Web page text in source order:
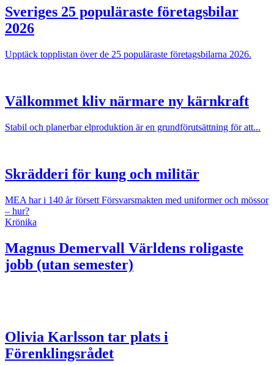
Sveriges 25 populäraste företagsbilar
2026
Upptäck topplistan över de 25 populäraste företagsbilarna 2026.
Välkommet kliv närmare ny kärnkraft
Stabil och planerbar elproduktion är en grundförutsättning för att...
Skrädderi för kung och militär
MEA har i 140 år försett Försvarsmakten med uniformer och mössor
– hur?
Krönika
Magnus Demervall Världens roligaste
jobb (utan semester)
Olivia Karlsson tar plats i
Förenklingsrådet